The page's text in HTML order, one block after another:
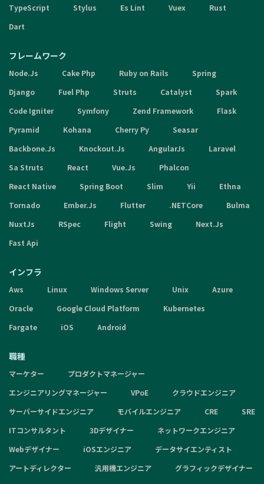
TypeScript
Stylus Es Lint Vuex
Rust
Dart
フレームワーク
Node.Js Cake Php Ruby on Rails
Spring
Django
Fuel Php Struts Catalyst
Spark
Code Igniter
Symfony Zend Framework
Flask
Pyramid
Kohana Cherry Py
Seasar
Backbone.Js
Knockout.Js AngularJs
Laravel
Sa Struts
React Vue.Js
Phalcon
React Native
Spring Boot Slim Yii
Ethna
Tornado
Ember.Js Flutter .NETCore
Bulma
NuxtJs
RSpec Flight Swing
Next.Js
Fast Api
インフラ
Aws Linux Windows Server Unix
Azure
Oracle
Google Cloud Platform
Kubernetes
Fargate
iOS Android
職種
マーケター
プロダクトマネージャー
エンジニアリングマネージャー
VPoE
クラウドエンジニア
サーバーサイドエンジニア
モバイルエンジニア CRE
SRE
ITコンサルタント
3Dデザイナー
ネットワークエンジニア
Webデザイナー
iOSエンジニア
データサイエンティスト
アートディレクター
汎用機エンジニア
グラフィックデザイナー